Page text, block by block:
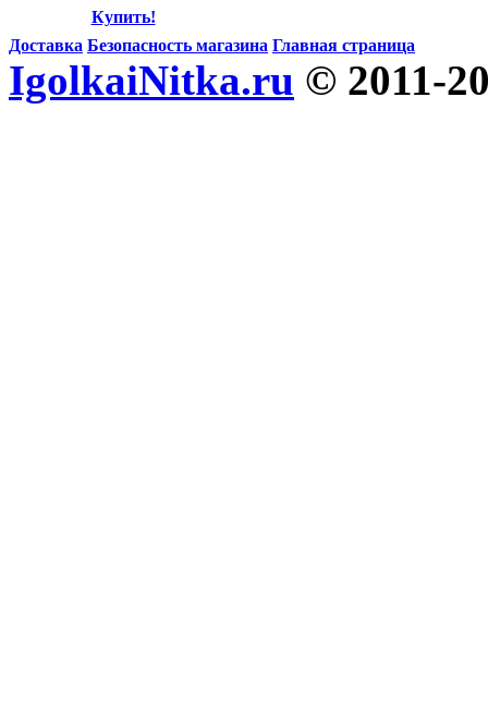
Купить!
Доставка Безопасность магазина Главная страница
IgolkaiNitka.ru © 2011-